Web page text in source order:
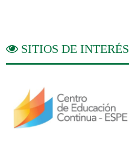
SITIOS DE INTERÉS